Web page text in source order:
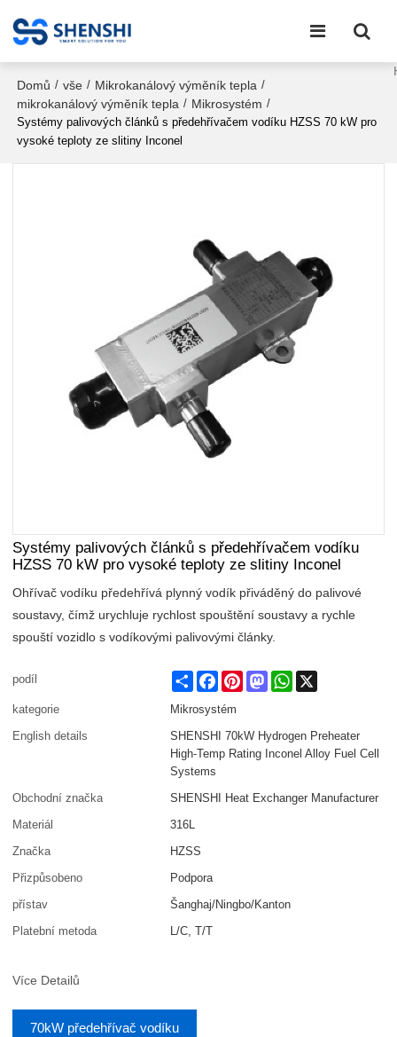
Domů / vše / Mikrokanálový výměník tepla /
mikrokanálový výměník tepla / Mikrosystém /
Systémy palivových článků s předehřívačem vodíku HZSS 70 kW pro
vysoké teploty ze slitiny Inconel
Systémy palivových článků s předehřívačem vodíku
HZSS 70 kW pro vysoké teploty ze slitiny Inconel
Ohřívač vodíku předehřívá plynný vodík přiváděný do palivové
soustavy, čímž urychluje rychlost spouštění soustavy a rychle
spouští vozidlo s vodíkovými palivovými články.
podíl Share FacebookPinterestMastodonWhatsApp
kategorie
Mikrosystém
English details
SHENSHI 70kW Hydrogen Preheater
High-Temp Rating Inconel Alloy Fuel Cell
Systems
Obchodní značka
SHENSHI Heat Exchanger Manufacturer​
Materiál
316L
Značka
HZSS
Přizpůsobeno
Podpora
přístav
Šanghaj/Ningbo/Kanton
Platební metoda
L/C, T/T
Více Detailů
70kW předehřívač vodíku